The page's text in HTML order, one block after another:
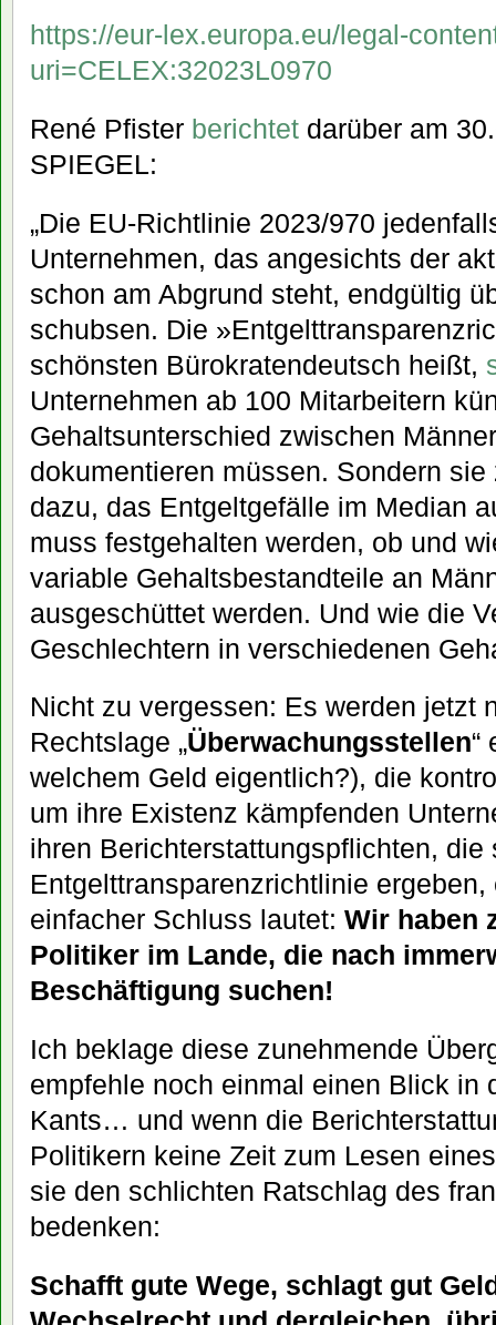
https://eur-lex.europa.eu/legal-
uri=CELEX:32023L0970
René Pfister berichtet darüber am
SPIEGEL:
„Die EU-Richtlinie 2023/970
Unternehmen, das angesichts der
schon am Abgrund steht, endgültig
schubsen. Die
schönsten Bürokratendeutsch heißt,
Unternehmen ab 100 Mitarbeitern
Gehaltsunterschied zwischen
dokumentieren müssen. Sondern
dazu, das Entgeltgefälle im Median
muss festgehalten werden, ob und
variable Gehaltsbestandteile an
ausgeschüttet werden. Und wie die
Geschlechtern in verschiedenen
Nicht zu vergessen: Es werden jetzt
Rechtslage „Überwachungsstellen“
welchem Geld eigentlich?), die
um ihre Existenz kämpfenden
ihren Berichterstattungspflichten, die
Entgelttransparenzrichtlinie
einfacher Schluss lautet: Wir haben
Politiker im Lande, die nach
Beschäftigung suchen!
Ich beklage diese zunehmende
empfehle noch einmal einen Blick in
Kants… und wenn die
Politikern keine Zeit zum Lesen
sie den schlichten Ratschlag des
bedenken:
Schafft gute Wege, schlagt gut